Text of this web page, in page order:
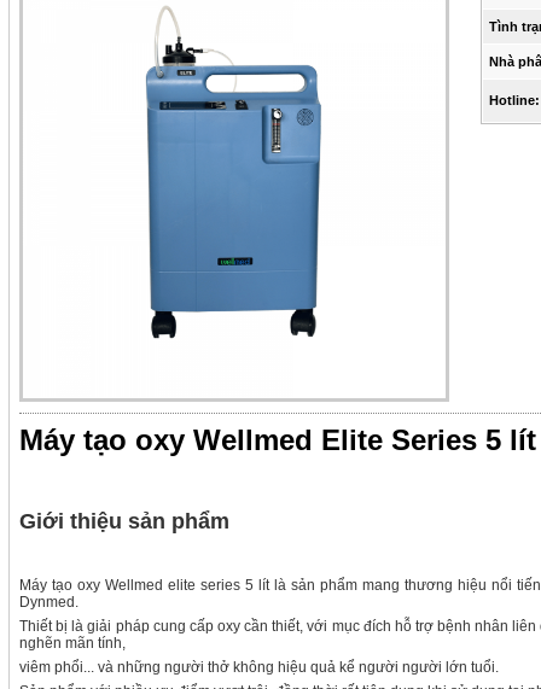
Tình
Nhà
Hotline:
Máy tạo oxy Wellmed Elite Series 5 lít
Giới thiệu sản phẩm
Máy tạo oxy Wellmed elite series 5 lít là sản phẩm mang thương hiệu nổi
Dynmed.
Thiết bị là giải pháp cung cấp oxy cần thiết, với mục đích hỗ trợ bệnh nhân
nghẽn mãn tính,
viêm phổi... và những người thở không hiệu quả kể người người lớn tuổi.